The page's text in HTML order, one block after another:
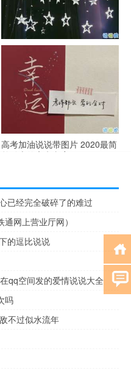
很酷的霸气句子带图片 最新霸
气说说高冷范
高考加油说说带图片 2020最简
单励志的高考文案
已经完全破碎了的难过
网上营业厅网）
的逗比说说
qq空间发的爱情说说大全
吗
不过似水流年